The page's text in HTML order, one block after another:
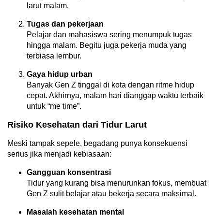
larut malam.
Tugas dan pekerjaan
Pelajar dan mahasiswa sering menumpuk tugas
hingga malam. Begitu juga pekerja muda yang
terbiasa lembur.
Gaya hidup urban
Banyak Gen Z tinggal di kota dengan ritme hidup
cepat. Akhirnya, malam hari dianggap waktu terbaik
untuk “me time”.
Risiko Kesehatan dari Tidur Larut
Meski tampak sepele, begadang punya konsekuensi
serius jika menjadi kebiasaan:
Gangguan konsentrasi
Tidur yang kurang bisa menurunkan fokus, membuat
Gen Z sulit belajar atau bekerja secara maksimal.
Masalah kesehatan mental